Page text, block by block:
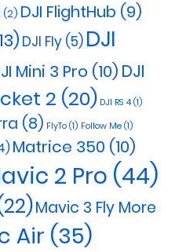
(2) DJI FlightHub (9)
DJI Fly (5) DJI
Mini 3 Pro (10) DJI
2 (20) DJI RS 4 (1)
(8) FlyTo (1) Follow Me (1)
Matrice 350 (10)
2 Pro (44)
Mavic 3 Fly More
Air (35)